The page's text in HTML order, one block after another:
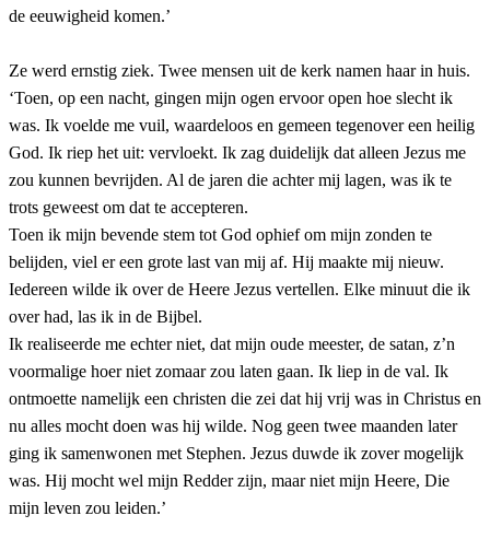
de eeuwigheid komen.’
Ze werd ernstig ziek. Twee mensen uit de kerk namen haar in huis.
‘Toen, op een nacht, gingen mijn ogen ervoor open hoe slecht ik
was. Ik voelde me vuil, waardeloos en gemeen tegenover een heilig
God. Ik riep het uit: vervloekt. Ik zag duidelijk dat alleen Jezus me
zou kunnen bevrijden. Al de jaren die achter mij lagen, was ik te
trots geweest om dat te accepteren.
Toen ik mijn bevende stem tot God ophief om mijn zonden te
belijden, viel er een grote last van mij af. Hij maakte mij nieuw.
Iedereen wilde ik over de Heere Jezus vertellen. Elke minuut die ik
over had, las ik in de Bijbel.
Ik realiseerde me echter niet, dat mijn oude meester, de satan, z’n
voormalige hoer niet zomaar zou laten gaan. Ik liep in de val. Ik
ontmoette namelijk een christen die zei dat hij vrij was in Christus en
nu alles mocht doen was hij wilde. Nog geen twee maanden later
ging ik samenwonen met Stephen. Jezus duwde ik zover mogelijk
was. Hij mocht wel mijn Redder zijn, maar niet mijn Heere, Die
mijn leven zou leiden.’